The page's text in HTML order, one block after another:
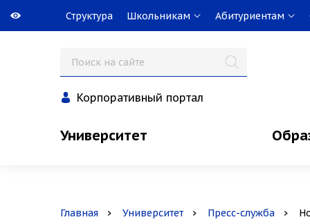
Структура Школьникам Абитуриентам
Корпоративный портал
Университет
Главная Университет Пресс-служба